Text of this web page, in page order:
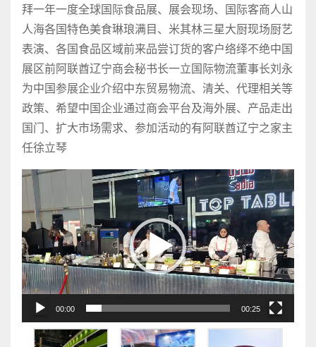
拜一年一度全球国际食品展、展会现场、国际客商人山
人海各国特色美食琳琅满目、米其林三星大厨现场厨艺
表演、各国食品区域前来品尝订货的客户络绎不绝中国
展区前阿联酋辽宁商会秘书长一立国际物流董事长刘永
为中国参展企业介绍中东贸易物流、清关、代理相关等
政策、希望中国企业通过商会平台及海外展、产品走出
国门、扩大市场需求、参加活动的有阿联酋辽宁之家主
任徐立琴
视
播
放
器
00:00 00:25